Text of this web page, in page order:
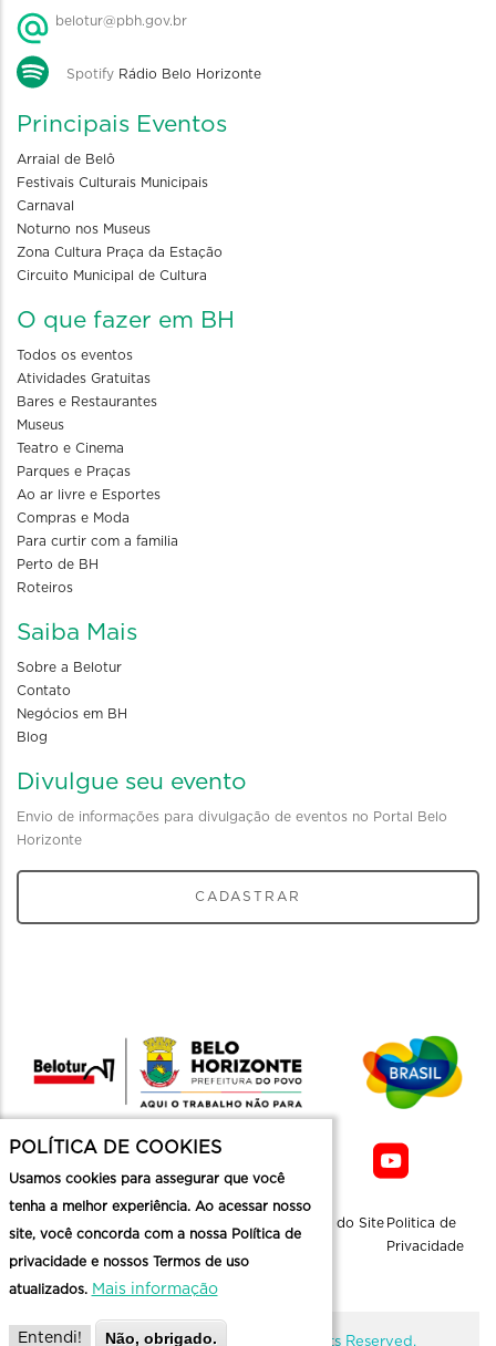
belotur@pbh.gov.br
Spotify Rádio Belo Horizonte
Principais Eventos
Arraial de Belô
Festivais Culturais Municipais
Carnaval
Noturno nos Museus
Zona Cultura Praça da Estação
Circuito Municipal de Cultura
O que fazer em BH
Todos os eventos
Atividades Gratuitas
Bares e Restaurantes
Museus
Teatro e Cinema
Parques e Praças
Ao ar livre e Esportes
Compras e Moda
Para curtir com a familia
Perto de BH
Roteiros
Saiba Mais
Sobre a Belotur
Contato
Negócios em BH
Blog
Divulgue seu evento
Envio de informações para divulgação de eventos no Portal Belo
Horizonte
CADASTRAR
Mapa do Site Politica de
Privacidade
@ Copyright Belotur 2026. All Rights Reserved.
POLÍTICA DE COOKIES
Usamos cookies para assegurar que você
tenha a melhor experiência. Ao acessar nosso
site, você concorda com a nossa Política de
privacidade e nossos Termos de uso
atualizados. Mais informação
Entendi! Não, obrigado.